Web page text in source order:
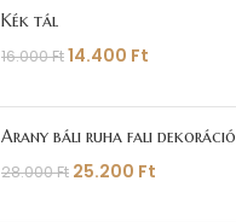
Kék tál
16.000Ft14.400 Ft
Arany báli ruha fali dekoráció
28.000Ft 25.200 Ft